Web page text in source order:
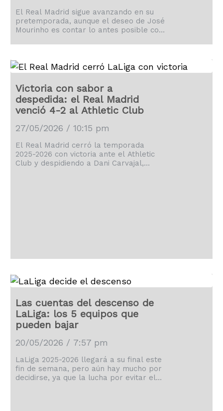
El Real Madrid sigue avanzando en su
pretemporada, aunque el deseo de José
Mourinho es contar lo antes posible con
Victoria con sabor a
despedida: el Real Madrid
venció 4-2 al Athletic Club
27/05/2026 / 10:15 pm
El Real Madrid cerró la temporada
2025-2026 con victoria ante el Athletic
Club y despidiendo a Dani Carvajal,
Las cuentas del descenso de
LaLiga: los 5 equipos que
pueden bajar
20/05/2026 / 7:57 pm
LaLiga 2025-2026 llegará a su final este
fin de semana, pero aún hay mucho por
decidirse, ya que la lucha por evitar el